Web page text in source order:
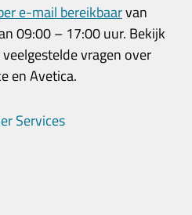
e-mail bereikbaarvan
09:00 – 17:00 uur. Bekijk
vragen over
en Avetica.
Services